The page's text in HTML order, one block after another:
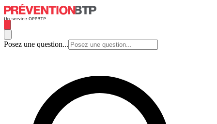
Posez une question...